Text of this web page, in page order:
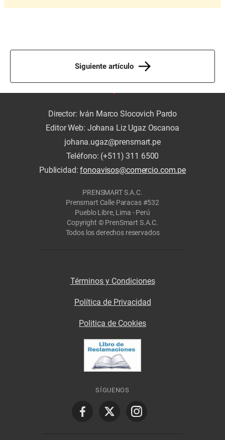
Siguiente artículo
Director: Iván Marco Slocovich Pardo
Editor Web: Johana Liz Ugaz Oscanoa
johana.ugaz@prensmart.pe
Teléfono: (+511) 311 6500
Publicidad:fonoavisos@comercio.com.pe
PRENSMART S.A.C.
Prensmart Calle Paracas #532
Pueblo Libre, Lima - Perú
Copyright © PrenSmart S.A.C.
Todos los derechos reservados
Términos y Condiciones
Política de Privacidad
Politica de Cookies
SÍGUENOS